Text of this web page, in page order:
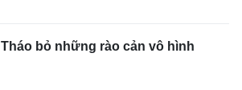
Tháo bỏ những rào cản vô hình